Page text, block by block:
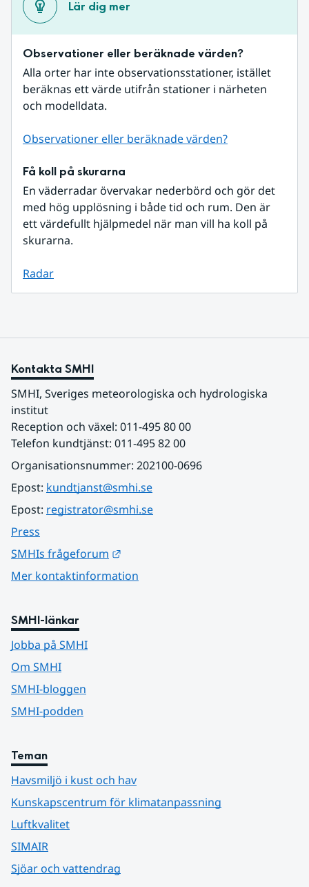
Lär dig mer
Observationer eller beräknade värden?
Alla orter har inte observationsstationer, istället
beräknas ett värde utifrån stationer i närheten
och modelldata.
Observationer eller beräknade värden?
Få koll på skurarna
En väderradar övervakar nederbörd och gör det
med hög upplösning i både tid och rum. Den är
ett värdefullt hjälpmedel när man vill ha koll på
skurarna.
Radar
Kontakta SMHI
SMHI, Sveriges meteorologiska och hydrologiska
institut
Reception och växel: 011-495 80 00
Telefon kundtjänst: 011-495 82 00
Organisationsnummer: 202100-0696
Epost: kundtjanst@smhi.se
Epost: registrator@smhi.se
Press
SMHIs frågeforum
Mer kontaktinformation
SMHI-länkar
Jobba på SMHI
Om SMHI
SMHI-bloggen
SMHI-podden
Teman
Havsmiljö i kust och hav
Kunskapscentrum för klimatanpassning
Luftkvalitet
SIMAIR
Sjöar och vattendrag